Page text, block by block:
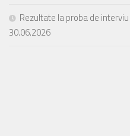
Rezultate la proba de
30.06.2026